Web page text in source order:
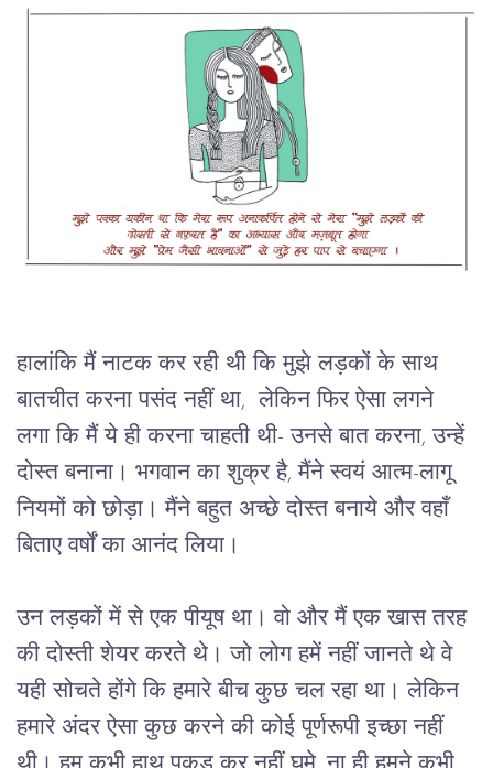
हालांकि मैं नाटक कर रही थी कि मुझे लड़कों के साथ
बातचीत करना पसंद नहीं था, लेकिन फिर ऐसा लगने
लगा कि मैं ये ही करना चाहती थी- उनसे बात करना, उन्हें
दोस्त बनाना। भगवान का शुक्र है, मैंने स्वयं आत्म-लागू
नियमों को छोड़ा। मैंने बहुत अच्छे दोस्त बनाये और वहाँ
बिताए वर्षों का आनंद लिया।
उन लड़कों में से एक पीयूष था। वो और मैं एक खास तरह
की दोस्ती शेयर करते थे। जो लोग हमें नहीं जानते थे वे
यही सोचते होंगे कि हमारे बीच कुछ चल रहा था। लेकिन
हमारे अंदर ऐसा कुछ करने की कोई पूर्णरूपी इच्छा नहीं